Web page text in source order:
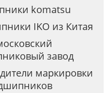
komatsu
IKO из Китая
завод
маркировки